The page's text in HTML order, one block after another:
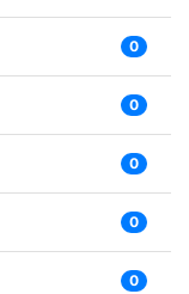
0
0
0
0
0